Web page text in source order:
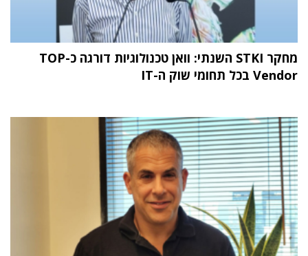
מחקר STKI השנתי: וואן טכנולוגיות דורגה כ-TOP
Vendor בכל תחומי שוק ה-IT